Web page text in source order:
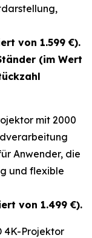
von 1.599 €).
(im Wert
mit 2000
Anwender, die
und flexible
von 1.499 €).
4K-Projektor